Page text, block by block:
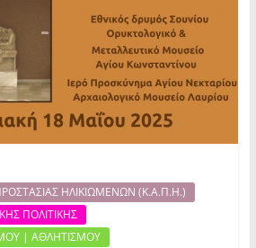
ΗΛΙΚΙΩΜΕΝΩΝ (Κ.Α.Π.Η.)
ΠΟΛΙΤΙΚΗΣ
| ΑΘΛΗΤΙΣΜΟΥ